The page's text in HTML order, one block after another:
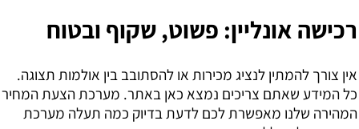
רכישה אונליין: פשוט, שקוף ובטוח
אין צורך להמתין לנציג מכירות או להסתובב בין אולמות תצוגה.
כל המידע שאתם צריכים נמצא כאן באתר. מערכת הצעת המחיר
המהירה שלנו מאפשרת לכם לדעת בדיוק כמה תעלה מערכת